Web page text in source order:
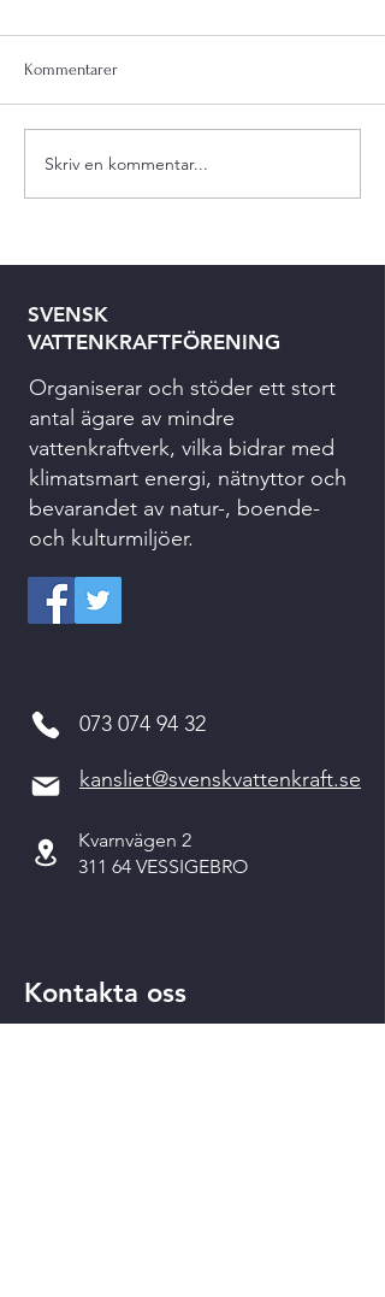
Kommentarer
Skriv en kommentar...
SVENSK
VATTENKRAFTFÖRENING
Organiserar och stöder ett stort
antal ägare av mindre
vattenkraftverk, vilka bidrar med
klimatsmart energi, nätnyttor och
bevarandet av natur-, boende-
och kulturmiljöer.
073 074 94 32
kansliet@svenskvattenkraft.se
Kvarnvägen 2
311 64 VESSIGEBRO
Kontakta oss